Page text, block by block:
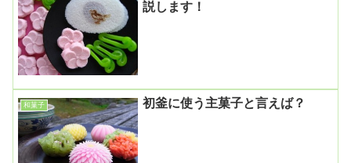
説します！
和菓子 初釜に使う主菓子と言えば？